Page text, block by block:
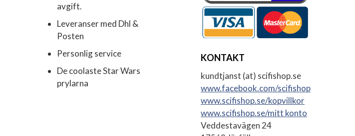
avgift.
Leveranser med Dhl &
Posten
Personlig service
De coolaste Star Wars
prylarna
KONTAKT
kundtjanst (at) scifishop.se
www.facebook.com/scifishop
www.scifishop.se/kopvillkor
www.scifishop.se/mitt konto
Veddestavägen 24